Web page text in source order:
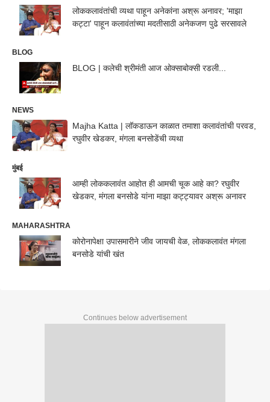
लोककलावंतांची व्यथा पाहून अनेकांना अश्रू अनावर; 'माझा
कट्टा' पाहून कलावंतांच्या मदतीसाठी अनेकजण पुढे सरसावले
BLOG
BLOG | कलेची श्रीमंती आज ओक्साबोक्सी रडली...
NEWS
Majha Katta | लॉकडाऊन काळात तमाशा कलावंतांची परवड,
रघुवीर खेडकर, मंगला बनसोडेंची व्यथा
मुंबई
आम्ही लोककलावंत आहोत ही आमची चूक आहे का? रघुवीर
खेडकर, मंगला बनसोडे यांना माझा कट्ट्यावर अश्रू अनावर
MAHARASHTRA
कोरोनापेक्षा उपासमारीने जीव जायची वेळ, लोककलावंत मंगला
बनसोडे यांची खंत
Continues below advertisement